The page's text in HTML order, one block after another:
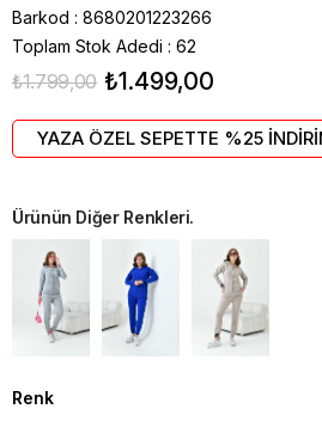
Barkod : 8680201223266
Toplam Stok Adedi : 62
₺1.799,00 ₺1.499,00
YAZA ÖZEL SEPETTE %25
Ürünün Diğer Renkleri.
Renk